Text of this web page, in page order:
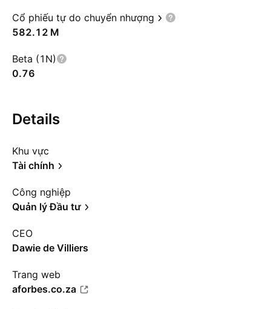
Cổ phiếu tự do chuyển nhượng
‪582.12 M‬
Beta (1N)
0.76
Details
Khu vực
Tài chính
Công nghiệp
Quản lý Đầu tư
CEO
Dawie de Villiers
Trang web
aforbes.co.za